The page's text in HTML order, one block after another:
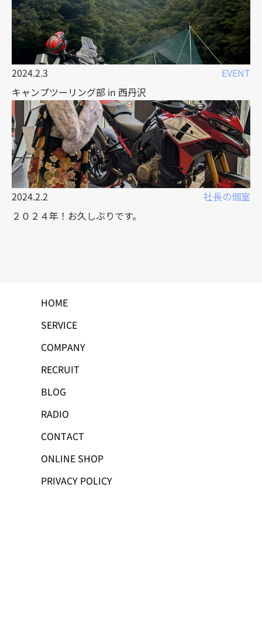
2024.2.3
EVENT
キャンプツーリング部 in 西丹沢
2024.2.2
社長の個室
２０２４年！お久しぶりです。
HOME
SERVICE
COMPANY
RECRUIT
BLOG
RADIO
CONTACT
ONLINE SHOP
PRIVACY POLICY